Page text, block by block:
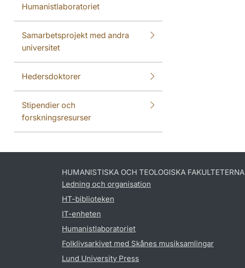
Humanistlaboratoriet
Samarbetsprojekt med andra
universitet
Hedersdoktorer
Stipendier och
forskningsresurser
HUMANISTISKA OCH TEOLOGISKA FAKULTETERNA
Ledning och organisation
HT-biblioteken
IT-enheten
Humanistlaboratoriet
Folklivsarkivet med Skånes musiksamlingar
Lund University Press